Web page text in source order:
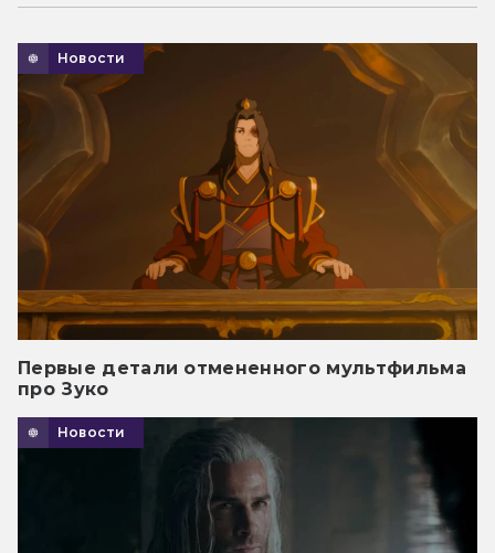
Новости
Первые детали отмененного мультфильма
про Зуко
Новости